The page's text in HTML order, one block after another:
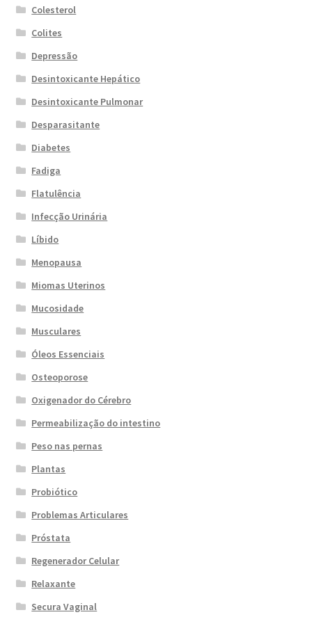
Colesterol
Colites
Depressão
Desintoxicante Hepático
Desintoxicante Pulmonar
Desparasitante
Diabetes
Fadiga
Flatulência
Infecção Urinária
Líbido
Menopausa
Miomas Uterinos
Mucosidade
Musculares
Óleos Essenciais
Osteoporose
Oxigenador do Cérebro
Permeabilização do intestino
Peso nas pernas
Plantas
Probiótico
Problemas Articulares
Próstata
Regenerador Celular
Relaxante
Secura Vaginal